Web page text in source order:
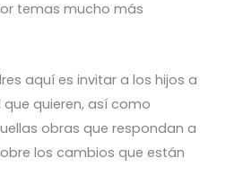
temas mucho más
aquí es invitar a los hijos a
quieren, así como
obras que respondan a
los cambios que están